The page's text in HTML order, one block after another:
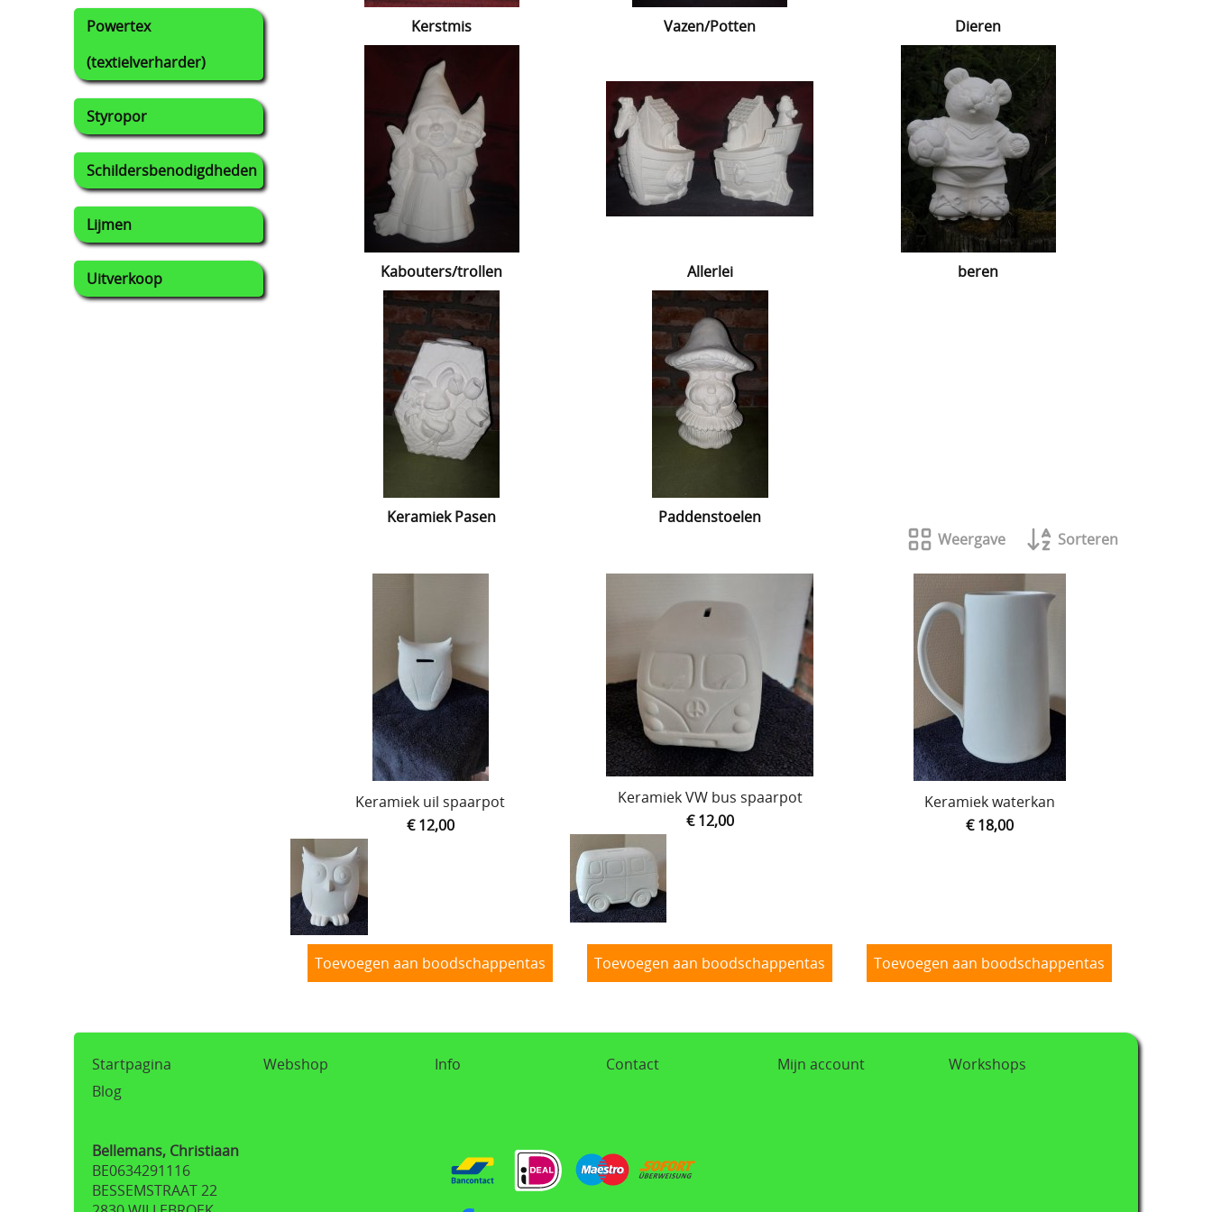
Powertex
(textielverharder)
Styropor
Schildersbenodigdheden
Lijmen
Uitverkoop
Kerstmis Vazen/Potten Dieren
Kabouters/trollen Allerlei beren
Keramiek Pasen
Paddenstoelen
Weergave
Sorteren
Keramiek uil spaarpot
€ 12,00
Toevoegen aan boodschappentas
Keramiek VW bus spaarpot
€ 12,00
Toevoegen aan boodschappentas
Keramiek waterkan
€ 18,00
Toevoegen aan boodschappentas
Startpagina Webshop Info Contact Mijn account
Workshops
Blog
Bellemans, Christiaan
BE0634291116
BESSEMSTRAAT 22